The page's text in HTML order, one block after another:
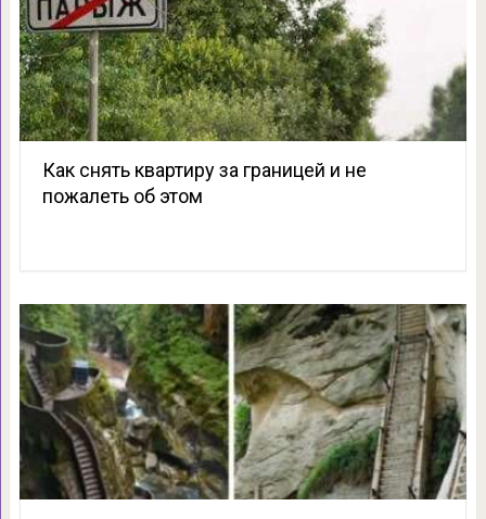
Как снять квартиру за границей и не
пожалеть об этом